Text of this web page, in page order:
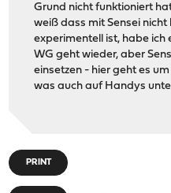
Grund nicht funktioniert
weiß dass mit Sensei
experimentell ist, habe ich
WG geht wieder, aber
einsetzen - hier geht es
was auch auf Handys
PRINT